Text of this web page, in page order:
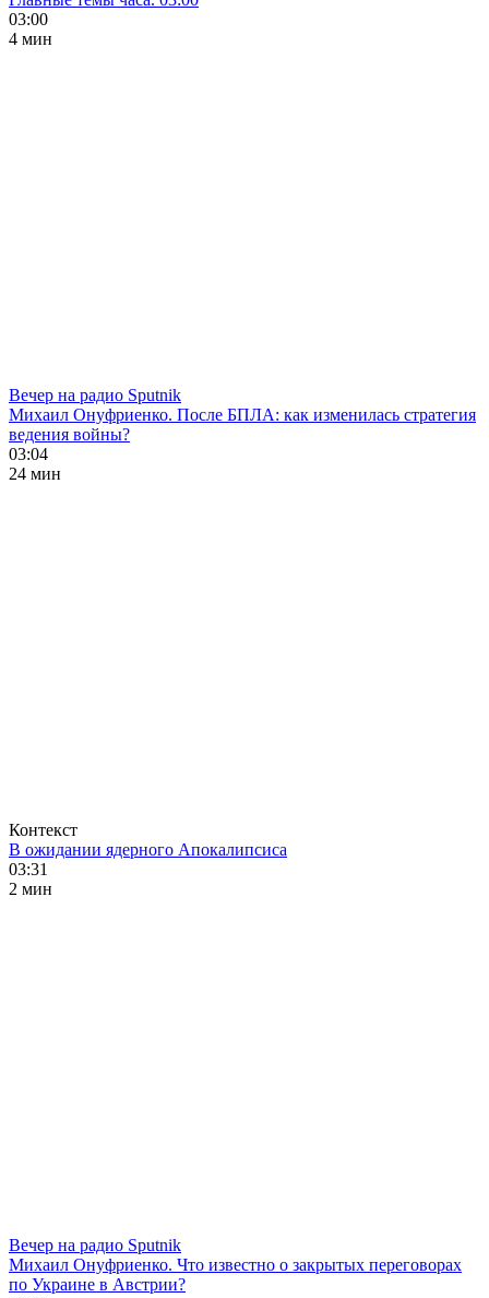
03:00
4 мин
Вечер на радио Sputnik
Михаил Онуфриенко. После БПЛА: как изменилась стратегия
ведения войны?
03:04
24 мин
Контекст
В ожидании ядерного Апокалипсиса
03:31
2 мин
Вечер на радио Sputnik
Михаил Онуфриенко. Что известно о закрытых переговорах
по Украине в Австрии?